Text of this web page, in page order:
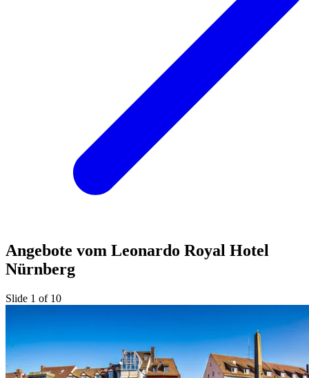
Angebote vom Leonardo Royal Hotel
Nürnberg
Slide 1 of 10